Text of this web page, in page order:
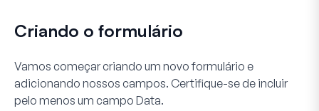
Criando o formulário
Vamos começar criando um novo formulário e
adicionando nossos campos. Certifique-se de incluir
pelo menos um campo Data.